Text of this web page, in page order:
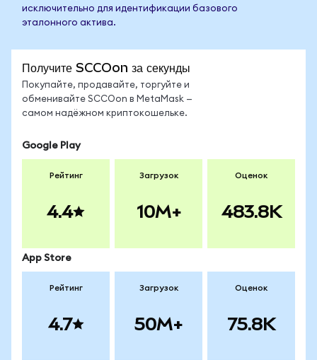
исключительно для идентификации базового
эталонного актива.
Получите SCCOon за секунды
Покупайте, продавайте, торгуйте и
обменивайте SCCOon в MetaMask —
самом надёжном криптокошельке.
Google Play
Рейтинг
4.4
Загрузок
10M+
Оценок
483.8K
App Store
Рейтинг
4.7
Загрузок
50M+
Оценок
75.8K